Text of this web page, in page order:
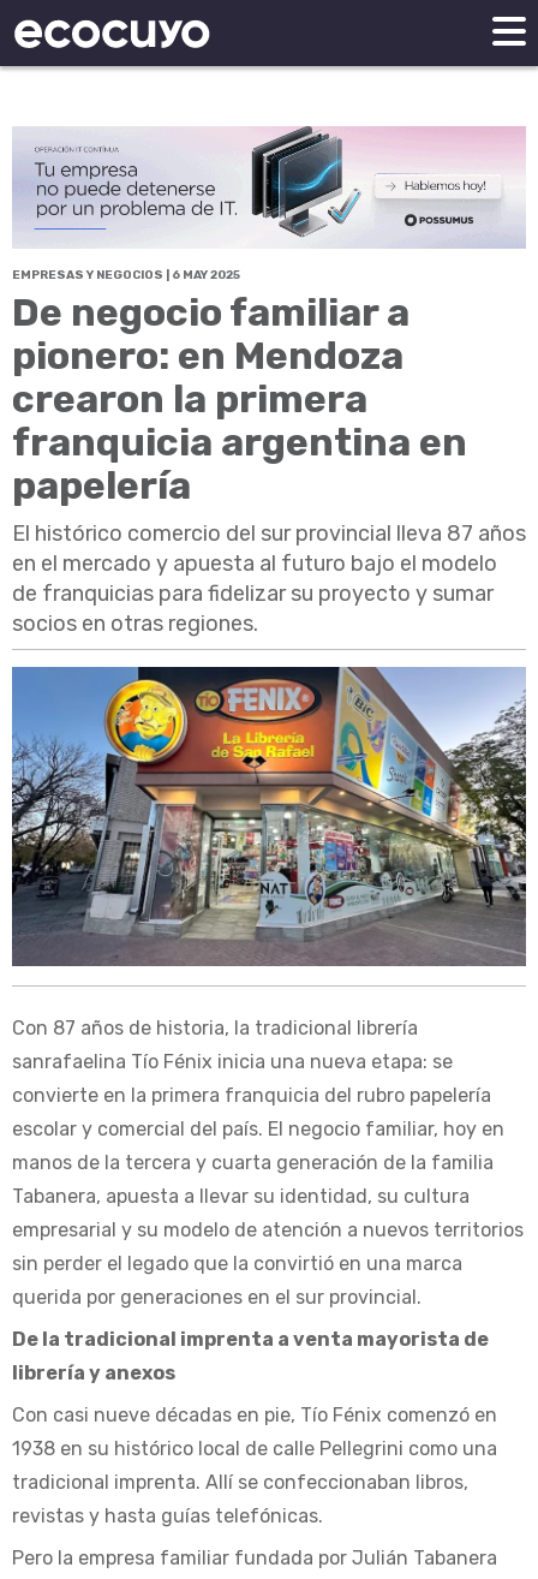
EMPRESAS Y NEGOCIOS | 6 MAY 2025
De negocio familiar a
pionero: en Mendoza
crearon la primera
franquicia argentina en
papelería
El histórico comercio del sur provincial lleva 87 años
en el mercado y apuesta al futuro bajo el modelo
de franquicias para fidelizar su proyecto y sumar
socios en otras regiones.
Con 87 años de historia, la tradicional librería
sanrafaelina Tío Fénix inicia una nueva etapa: se
convierte en la primera franquicia del rubro papelería
escolar y comercial del país. El negocio familiar, hoy en
manos de la tercera y cuarta generación de la familia
Tabanera, apuesta a llevar su identidad, su cultura
empresarial y su modelo de atención a nuevos territorios
sin perder el legado que la convirtió en una marca
querida por generaciones en el sur provincial.
De la tradicional imprenta a venta mayorista de
librería y anexos
Con casi nueve décadas en pie, Tío Fénix comenzó en
1938 en su histórico local de calle Pellegrini como una
tradicional imprenta. Allí se confeccionaban libros,
revistas y hasta guías telefónicas.
Pero la empresa familiar fundada por Julián Tabanera